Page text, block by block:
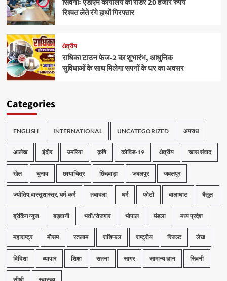
सिवनीः एडीएम कार्यालय का रीडर 20 हजार रुपये
रिश्वत लेते रंगे हाथों गिरफ्तार
क्षेत्रीय
राधिका टाउन फेज-2 का शुभारंभ, आधुनिक
सुविधाओं के साथ मिलेगा सपनों के घर का अवसर
Categories
ENGLISH INTERNATIONAL UNCATEGORIZED अपराध
आलेख इंदौर उमरिया कृषि कोविड-19 क्षेत्रीय खास संवाद
खेल चुनाव छायाचित्र छिंदवाड़ा जबलपुर जबलपुर
ज्योतिष,वास्तुशास्त्र, धर्म-कर्म तबादला धर्म फोटो बालाघाट बैतूल
ब्रेकिंग न्यूज बड़वानी भर्ती/रोजगार भोपाल मंडला मध्य प्रदेश
महाराष्ट्र मौसम रतलाम राशिफल राष्ट्रीय रिजल्ट लेख
विदिशा व्यापार शिक्षा सतना सागर सामान्य ज्ञान सिवनी